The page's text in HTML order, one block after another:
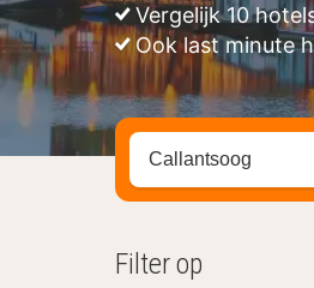
Vergelijk 10
Ook last minute
Zoek op hotel,
Filter op